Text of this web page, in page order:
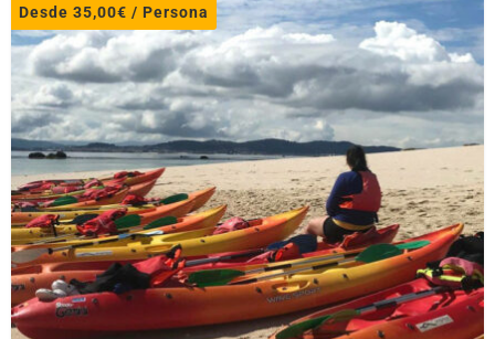
Desde 35,00€ / Persona